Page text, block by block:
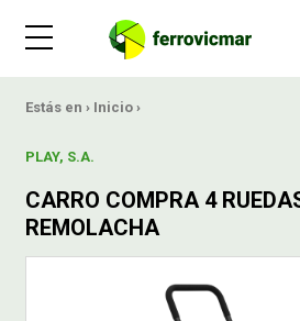
Estás en › Inicio ›
PLAY, S.A.
CARRO COMPRA 4
REMOLACHA